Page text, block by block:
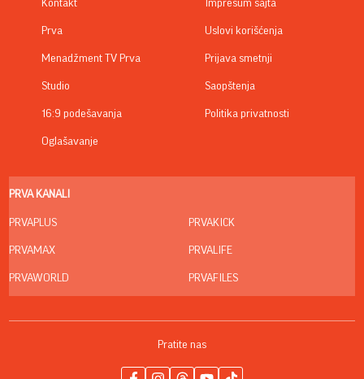
Kontakt
Prva
Menadžment TV Prva
Studio
16:9 podešavanja
Oglašavanje
Impresum sajta
Uslovi korišćenja
Prijava smetnji
Saopštenja
Politika privatnosti
PRVA KANALI
PRVAPLUS
PRVAMAX
PRVAWORLD
PRVAKICK
PRVALIFE
PRVAFILES
Pratite nas